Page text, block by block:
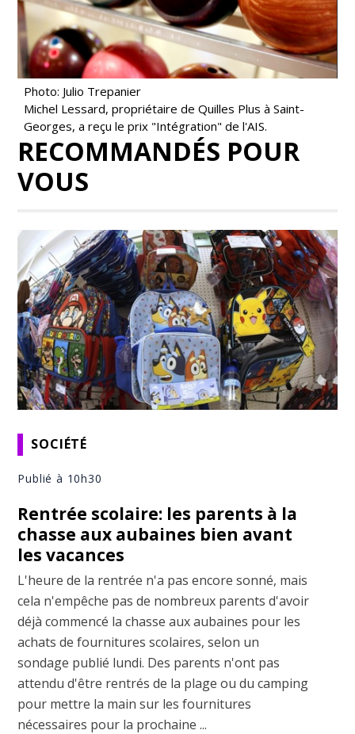
Photo: Julio Trepanier
Michel Lessard, propriétaire de Quilles Plus à Saint-
Georges, a reçu le prix "Intégration" de l'AIS.
RECOMMANDÉS POUR
VOUS
SOCIÉTÉ
Publié à 10h30
Rentrée scolaire: les parents à la
chasse aux aubaines bien avant
les vacances
L'heure de la rentrée n'a pas encore sonné, mais
cela n'empêche pas de nombreux parents d'avoir
déjà commencé la chasse aux aubaines pour les
achats de fournitures scolaires, selon un
sondage publié lundi. Des parents n'ont pas
attendu d'être rentrés de la plage ou du camping
pour mettre la main sur les fournitures
nécessaires pour la prochaine ...